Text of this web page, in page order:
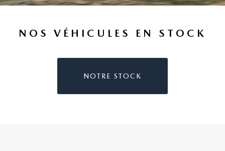
NOS VÉHICULES EN STOCK
NOTRE STOCK